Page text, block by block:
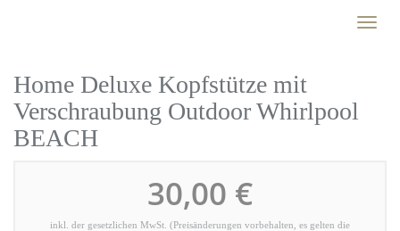
Toggle
Home Deluxe Kopfstütze mit
Verschraubung Outdoor Whirlpool
BEACH
30,00 €
inkl. der gesetzlichen MwSt. (Preisänderungen vorbehalten, es gelten die